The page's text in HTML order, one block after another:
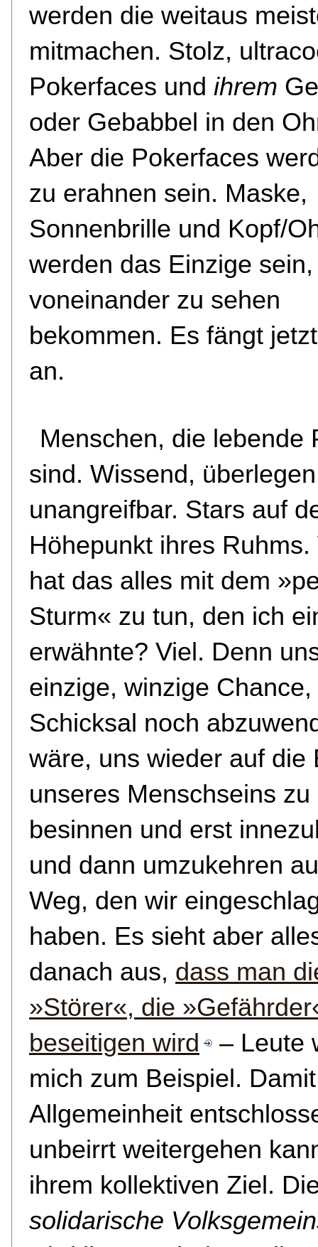
werden die weitaus
mitmachen. Stolz,
Pokerfaces und ihrem
oder Gebabbel in den
Aber die Pokerfaces
zu erahnen sein. Maske,
Sonnenbrille und Kopf/
werden das Einzige
voneinander zu sehen
bekommen. Es fängt
an.
Menschen, die lebende
sind. Wissend,
unangreifbar. Stars auf
Höhepunkt ihres Ruhms.
hat das alles mit dem
Sturm« zu tun, den ich
erwähnte? Viel. Denn
einzige, winzige
Schicksal noch
wäre, uns wieder auf die
unseres Menschseins zu
besinnen und erst
und dann umzukehren
Weg, den wir
haben. Es sieht aber
danach aus, dass man
»Störer«, die
beseitigen wird
– Leute
mich zum Beispiel.
Allgemeinheit
unbeirrt weitergehen
ihrem kollektiven Ziel.
solidarische